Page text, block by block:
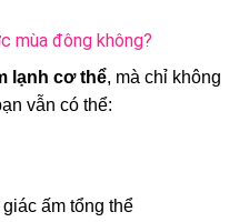
mùa đông không?
lạnh cơ thể, mà chỉ không
vẫn có thể:
ấm tổng thể